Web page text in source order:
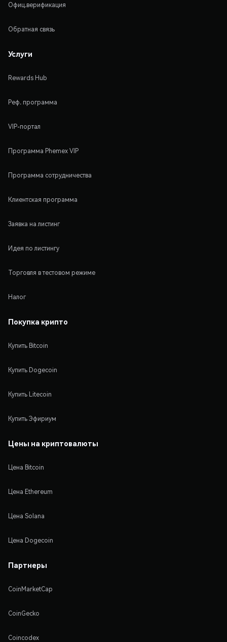
Офиц.верификация
Обратная связь
Услуги
Rewards Hub
Реф. программа
VIP-портал
Программа Phemex VIP
Программа сотрудничества
Клиентская программа
Заявка на листинг
Идея по листингу
Торговля в тестовом режиме
Налог
Покупка крипто
Купить Bitcoin
Купить Dogecoin
Купить Litecoin
Купить Эфириум
Цены на криптовалюты
Цена Bitcoin
Цена Ethereum
Цена Solana
Цена Dogecoin
Партнеры
CoinMarketCap
CoinGecko
Coincodex